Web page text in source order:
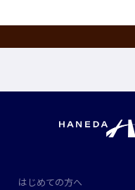
はじめての方へ